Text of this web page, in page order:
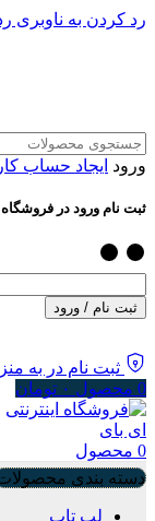
رد کردن به ناوبری
ورود ایجاد حساب
ثبت نام ورود در فروشگاه
ثبت نام / ورود
ثبت نام در به
0 محصول ۰ تومان
0 محصول
دسته بندی
لپ تاپ